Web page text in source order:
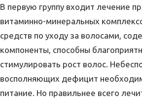
В первую группу входит лечение
витаминно-минеральных
средств по уходу за волосами,
компоненты, способны
стимулировать рост волос.
восполняющих дефицит
питание. Но правильнее всего